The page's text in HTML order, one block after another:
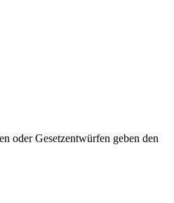
oder Gesetzentwürfen geben den